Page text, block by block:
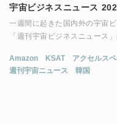
宇宙ビジネスニュース
一週間に起きた国内外の宇宙
「週刊宇宙ビジネスニュース
Amazon KSAT アクセルス
週刊宇宙ニュース
韓国